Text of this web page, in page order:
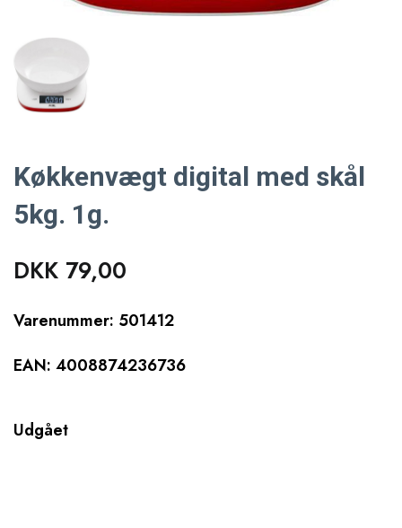
Køkkenvægt digital med skål
5kg. 1g.
DKK 79,00
Varenummer: 501412
EAN: 4008874236736
Udgået